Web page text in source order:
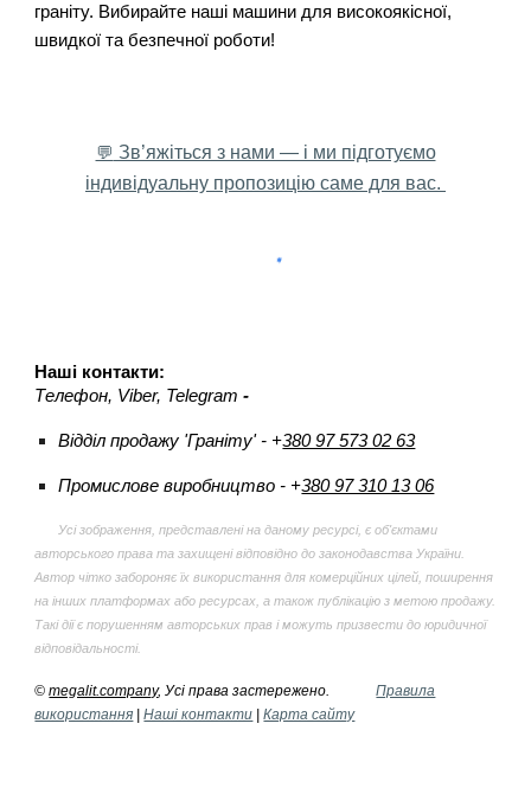
граніту. Вибирайте наші машини для високоякісної,
швидкої та безпечної роботи!
💬 Зв’яжіться з нами — і ми підготуємо
індивідуальну пропозицію саме для вас.
Наші контакти:
Телефон, Viber, Telegram -
Відділ продажу 'Граніту' - +380 97 573 02 63
Промислове виробництво - +380 97 310 13 06
Усі зображення, представлені на даному ресурсі, є об'єктами
авторського права та захищені відповідно до законодавства України.
Автор чітко забороняє їх використання для комерційних цілей, поширення
на інших платформах або ресурсах, а також публікацію з метою продажу.
Такі дії є порушенням авторських прав і можуть призвести до юридичної
відповідальності.
©megalit.company, Усі права застережено.
Правила
використання |Наші контакти |Карта сайту